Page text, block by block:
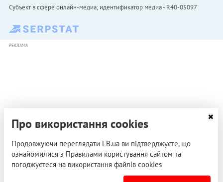
Субъект в сфере онлайн-медиа; идентификатор медиа - R40-05097
РЕКЛАМА
Про використання cookies
Продовжуючи переглядати LB.ua ви підтверджуєте, що
ознайомилися з Правилами користування сайтом та
погоджуєтеся на використання файлів cookies